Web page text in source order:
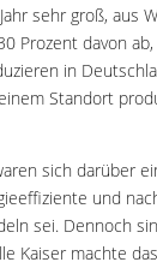
sehr groß, aus
Prozent davon
in
Standort
sich darüber
und
sei. Dennoch
Kaiser machte